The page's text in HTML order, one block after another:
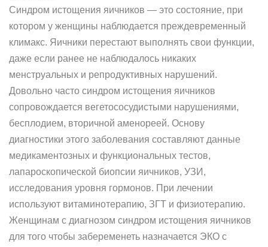
Синдром истощения яичников — это состояние, при
котором у женщины наблюдается преждевременный
климакс. Яичники перестают выполнять свои функции,
даже если ранее не наблюдалось никаких
менструальных и репродуктивных нарушений.
Довольно часто синдром истощения яичников
сопровождается вегетососудистыми нарушениями,
бесплодием, вторичной аменореей. Основу
диагностики этого заболевания составляют данные
медикаментозных и функциональных тестов,
лапароскопической биопсии яичников, УЗИ,
исследования уровня гормонов. При лечении
используют витаминотерапию, ЗГТ и физиотерапию.
Женщинам с диагнозом синдром истощения яичников
для того чтобы забеременеть назначается ЭКО с